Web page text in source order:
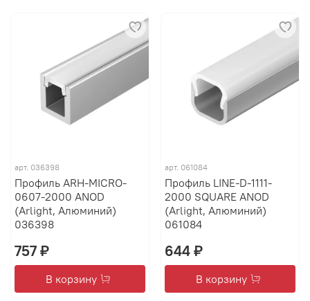
арт. 036398
Профиль ARH-MICRO-
0607-2000 ANOD
(Arlight, Алюминий)
036398
757 ₽
В корзину
арт. 061084
Профиль LINE-D-1111-
2000 SQUARE ANOD
(Arlight, Алюминий)
061084
644 ₽
В корзину